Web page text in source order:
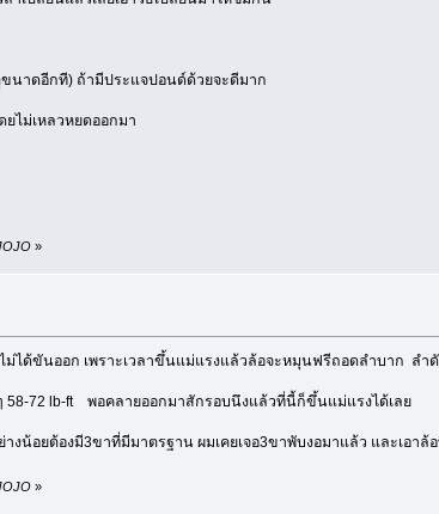
นาดอีกที) ถ้ามีประแจปอนด์ด้วยจะดีมาก
ไม่เหลวหยดออกมา
»
ได้ขันออก เพราะเวลาขึ้นแม่แรงแล้วล้อจะหมุนฟรีถอดลำบาก ลำ
58-72 lb-ft พอคลายออกมาสักรอบนึงแล้วที่นี้ก็ขึ้นแม่แรงได้เลย
งน้อยต้องมี3ขาที่มีมาตรฐาน ผมเคยเจอ3ขาพับงอมาแล้ว และเอาล้
»